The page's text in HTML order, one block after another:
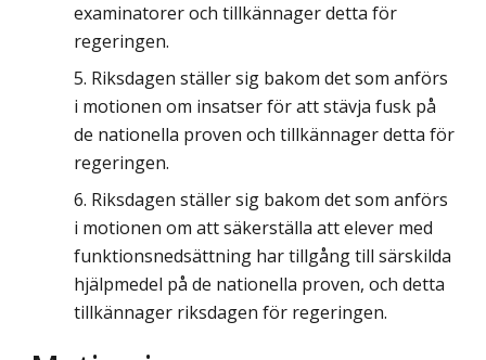
examinatorer och tillkännager detta för
regeringen.
Riksdagen ställer sig bakom det som anförs
i motionen om insatser för att stävja fusk på
de nationella proven och tillkännager detta för
regeringen.
Riksdagen ställer sig bakom det som anförs
i motionen om att säkerställa att elever med
funktionsnedsättning har tillgång till särskilda
hjälpmedel på de nationella proven, och detta
tillkännager riksdagen för regeringen.